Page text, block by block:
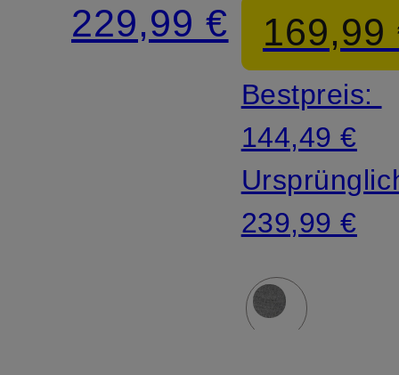
229,99 € 169,99
Bestpreis:
144,49 €
239,99 €